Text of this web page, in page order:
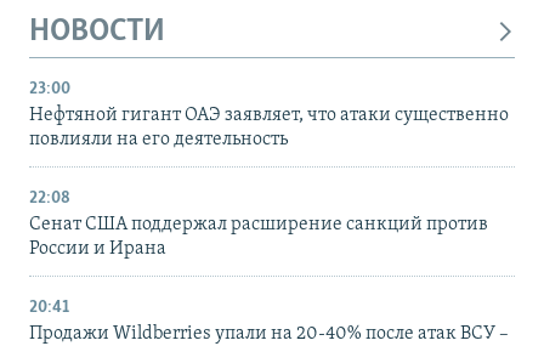
НОВОСТИ
23:00
Нефтяной гигант ОАЭ заявляет, что атаки существенно
повлияли на его деятельность
22:08
Сенат США поддержал расширение санкций против
России и Ирана
20:41
Продажи Wildberries упали на 20-40% после атак ВСУ –